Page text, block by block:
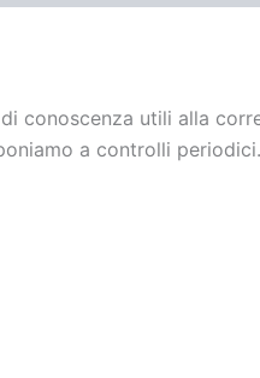
conoscenza utili alla
a controlli periodici.